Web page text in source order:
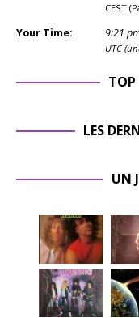
CEST
Your Time: 9:21
UTC
TOP
LES
UN